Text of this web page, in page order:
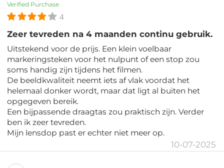
Verified Purchase
4
Zeer tevreden na 4 maanden continu gebruik.
Uitstekend voor de prijs. Een klein voelbaar
markeringsteken voor het nulpunt of een stop zou
soms handig zijn tijdens het filmen.
De beeldkwaliteit neemt iets af vlak voordat het
helemaal donker wordt, maar dat ligt al buiten het
opgegeven bereik.
Een bijpassende draagtas zou praktisch zijn. Verder
ben ik zeer tevreden.
Mijn lensdop past er echter niet meer op.
10-07-2025